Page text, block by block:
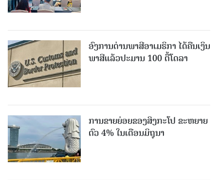
ອົງການດ່ານພາສີອາເມຣິກາ ໄດ້ຄືນເງິນ
ພາສີແລ້ວປະມານ 100 ຕື້ໂດລາ
ການຂາຍຍ່ອຍຂອງສິງກະໂປ ຂະຫຍາຍ
ຕົວ 4% ໃນເດືອນມິຖຸນາ